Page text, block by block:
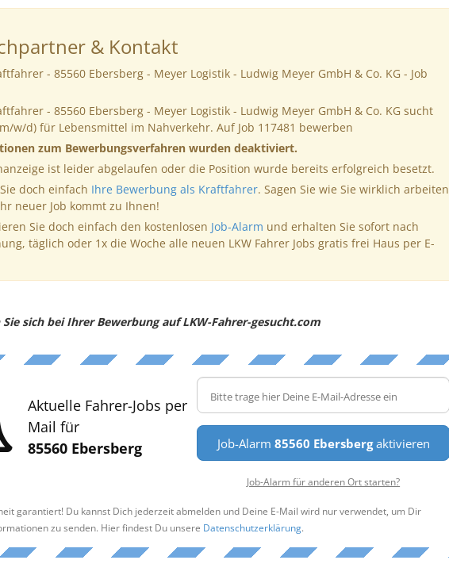
& Kontakt
- 85560 Ebersberg - Meyer Logistik - Ludwig Meyer GmbH & Co. KG - Job
- 85560 Ebersberg - Meyer Logistik - Ludwig Meyer GmbH & Co. KG sucht
w/d) für Lebensmittel im Nahverkehr. Auf Job 117481 bewerben
zum Bewerbungsverfahren wurden deaktiviert.
ist leider abgelaufen oder die Position wurde bereits erfolgreich besetzt.
doch einfach Ihre Bewerbung als Kraftfahrer. Sagen Sie wie Sie wirklich arbeiten
neuer Job kommt zu Ihnen!
Sie doch einfach den kostenlosen Job-Alarm und erhalten Sie sofort nach
täglich oder 1x die Woche alle neuen LKW Fahrer Jobs gratis frei Haus per E-
sich bei Ihrer Bewerbung auf LKW-Fahrer-gesucht.com
Aktuelle Fahrer-Jobs per
Mail für
85560 Ebersberg
Job-Alarm 85560 Ebersbergaktivieren
Job-Alarm für anderen Ort starten?
garantiert! Du kannst Dich jederzeit abmelden und Deine E-Mail wird nur verwendet, um Dir
zu senden. Hier findest Du unsere Datenschutzerklärung.